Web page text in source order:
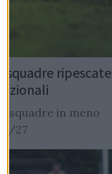
squadre ripescate
squadre in meno
27